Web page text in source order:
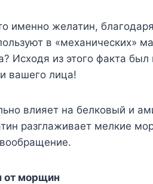
именно желатин,
в «механических»
Исходя из этого факта
вашего лица!
влияет на белковый и
разглаживает мелкие
от морщин